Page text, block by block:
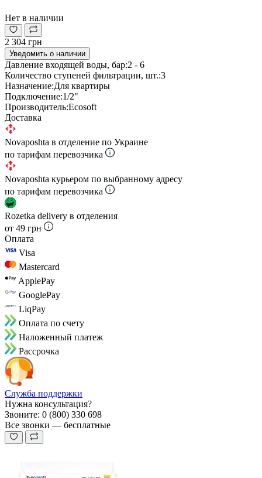
Нет в наличии
2 304 грн
Уведомить о наличии
Давление входящей воды, бар:2 - 6
Количество ступеней фильтрации, шт.:3
Назначение:Для квартиры
Подключение:1/2"
Производитель:Ecosoft
Доставка
Novaposhta в отделение по Украине
по тарифам перевозчика
Novaposhta курьером по выбранному адресу
по тарифам перевозчика
Rozetka delivery в отделения
от 49 грн
Оплата
Visa
Mastercard
ApplePay
GooglePay
LiqPay
Оплата по счету
Наложенный платеж
Рассрочка
Служба поддержки
Нужна консультация?
Звоните: 0 (800) 330 698
Все звонки — бесплатные